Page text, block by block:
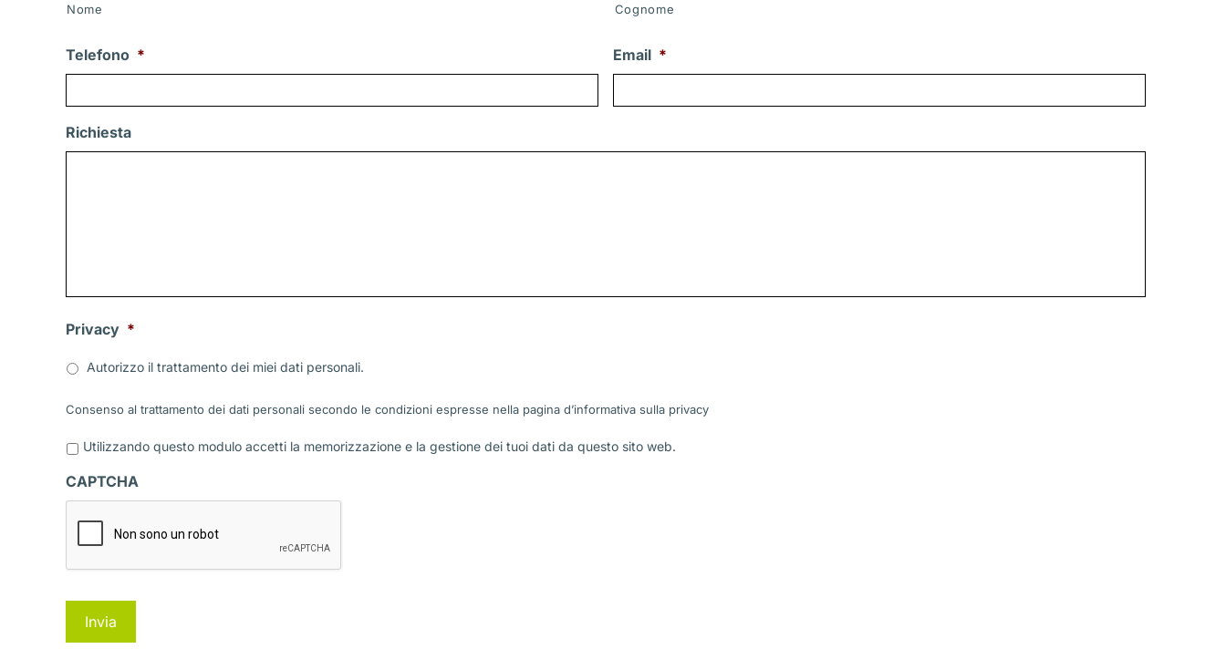
Nome Cognome
Telefono * Email *
Richiesta
Privacy *
Autorizzo il trattamento dei miei dati personali.
Consenso al trattamento dei dati personali secondo le condizioni espresse nella pagina d’informativa sulla privacy
P
i
v
*
Utilizzando questo modulo accetti la memorizzazione e la gestione dei tuoi dati da questo sito web.
CAPTCHA